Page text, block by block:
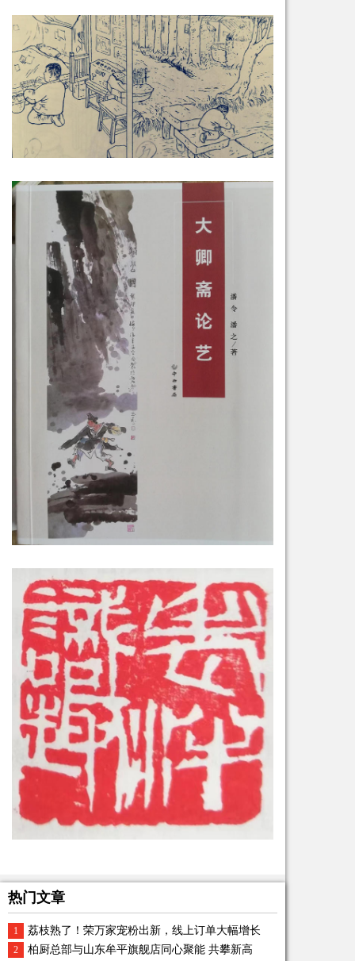
热门文章
1 荔枝熟了！荣万家宠粉出新，线上订单大幅增长
2 柏厨总部与山东牟平旗舰店同心聚能 共攀新高